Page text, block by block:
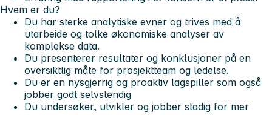
Hvem er du?
Du har sterke analytiske evner og trives med å
utarbeide og tolke økonomiske analyser av
komplekse data.
Du presenterer resultater og konklusjoner på en
oversiktlig måte for prosjektteam og ledelse.
Du er en nysgjerrig og proaktiv lagspiller som også
jobber godt selvstendig
Du undersøker, utvikler og jobber stadig for mer